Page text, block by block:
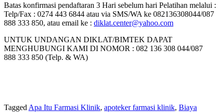
Batas konfirmasi pendaftaran 3 Hari sebelum hari Pelatihan melalui :
Telp/Fax : 0274 443 6844 atau via SMS/WA ke 082136308044/087
888 333 850, atau email ke : diklat.center@yahoo.com
UNTUK UNDANGAN DIKLAT/BIMTEK DAPAT
MENGHUBUNGI KAMI DI NOMOR : 082 136 308 044/087
888 333 850 (Telp. & WA)
Tagged Apa Itu Farmasi Klinik, apoteker farmasi klinik, Biaya